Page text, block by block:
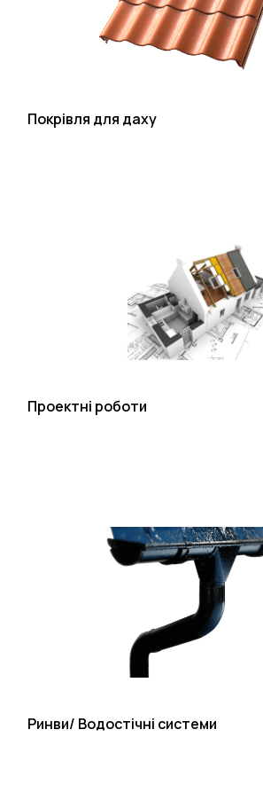
Покрівля для даху
Проектні роботи
Ринви/ Водостічні системи